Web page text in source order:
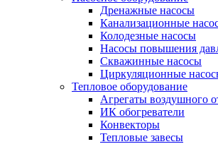
Дренажные насосы
Канализационные
Колодезные насосы
Насосы повышения
Скважинные насосы
Циркуляционные
Тепловое оборудование
Агрегаты воздушного
ИК обогреватели
Конвекторы
Тепловые завесы